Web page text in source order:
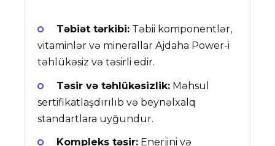
Təbiət tərkibi: Təbii komponentlər,
vitaminlər və minerallar Ajdaha Power-i
təhlükəsiz və təsirli edir.
Təsir və təhlükəsizlik: Məhsul
sertifikatlaşdırılıb və beynəlxalq
standartlara uyğundur.
Kompleks təsir: Enerjini və